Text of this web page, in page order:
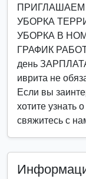
ПРИГЛАШАЕМ
УБОРКА
УБОРКА В
ГРАФИК
день
иврита не
Если вы
хотите узнать
свяжитесь с